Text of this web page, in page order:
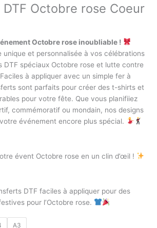
DTF Octobre rose Coeur
Octobre rose inoubliable !
unique et personnalisée à vos célébrations
DTF spéciaux Octobre rose et lutte contre
à appliquer avec un simple fer à
sont parfaits pour créer des t-shirts et
pour votre fête. Que vous planifiiez
commémoratif ou mondain, nos designs
événement encore plus spécial.
évent Octobre rose en un clin d’œil !
DTF faciles à appliquer pour des
pour l’Octobre rose.
A3